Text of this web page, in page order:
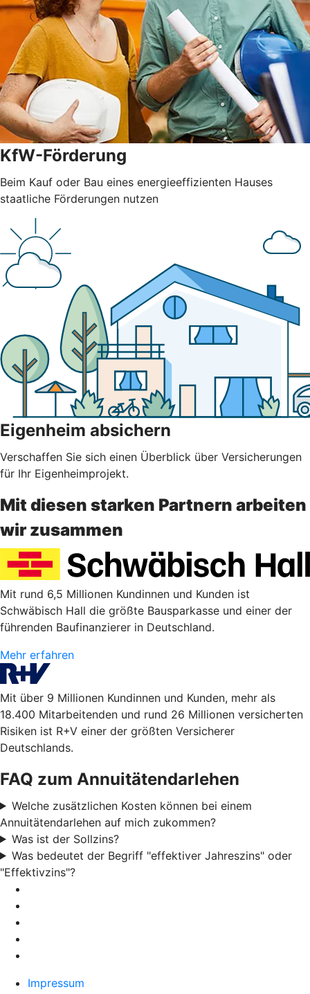
KfW-Förderung
Beim Kauf oder Bau eines energieeffizienten Hauses
staatliche Förderungen nutzen
Eigenheim absichern
Verschaffen Sie sich einen Überblick über Versicherungen
für Ihr Eigenheimprojekt.
Mit diesen starken Partnern arbeiten
wir zusammen
Mit rund 6,5 Millionen Kundinnen und Kunden ist
Schwäbisch Hall die größte Bausparkasse und einer der
führenden Baufinanzierer in Deutschland.
Mehr erfahren
Mit über 9 Millionen Kundinnen und Kunden, mehr als
18.400 Mitarbeitenden und rund 26 Millionen versicherten
Risiken ist R+V einer der größten Versicherer
Deutschlands.
FAQ zum Annuitätendarlehen
Welche zusätzlichen Kosten können bei einem
Annuitätendarlehen auf mich zukommen?
Was ist der Sollzins?
Was bedeutet der Begriff "effektiver Jahreszins" oder
"Effektivzins"?
Impressum